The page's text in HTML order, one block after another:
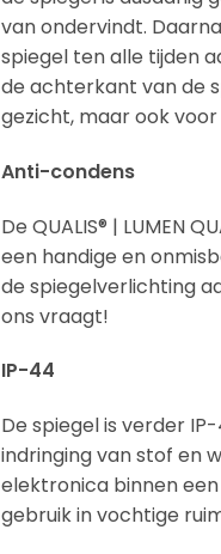
van ondervindt.
spiegel ten alle tijden
de achterkant van de
gezicht, maar ook voor
Anti-condens
De QUALIS® | LUMEN
een handige en
de spiegelverlichting
ons vraagt!
IP-44
De spiegel is verder
indringing van stof en
elektronica binnen
gebruik in vochtige